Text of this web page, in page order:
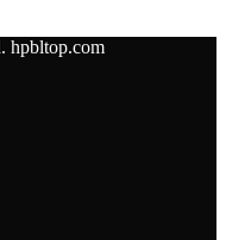
hpbltop.com